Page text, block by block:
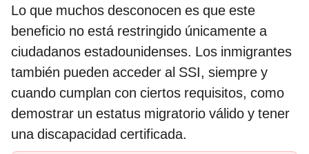
Lo que muchos desconocen es que este
beneficio no está restringido únicamente a
ciudadanos estadounidenses. Los inmigrantes
también pueden acceder al SSI, siempre y
cuando cumplan con ciertos requisitos, como
demostrar un estatus migratorio válido y tener
una discapacidad certificada.